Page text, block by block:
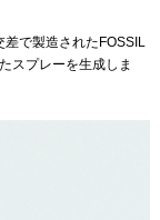
で製造されたFOSSIL
スプレーを生成しま